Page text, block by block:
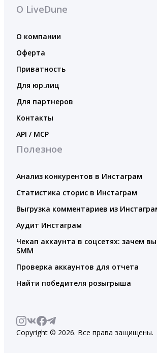
О LiveDune
О компании
Оферта
Приватность
Для юр.лиц
Для партнеров
Контакты
API / MCP
Полезное
Анализ конкурентов в Инстаграм
Статистика сторис в Инстаграм
Выгрузка комментариев из
Аудит Инстаграм
Чекап аккаунта в соцсетях: зачем
SMM
Проверка аккаунтов для отчета
Найти победителя розыгрыша
Copyright © 2026. Все права защищены.